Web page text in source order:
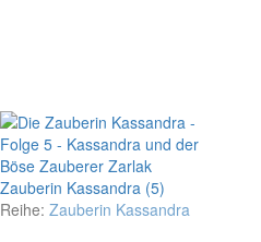
Zauberin Kassandra (5)
Reihe: Zauberin Kassandra